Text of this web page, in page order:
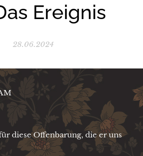
Ereignis
28.06.2024
diese Offenbarung, die er uns